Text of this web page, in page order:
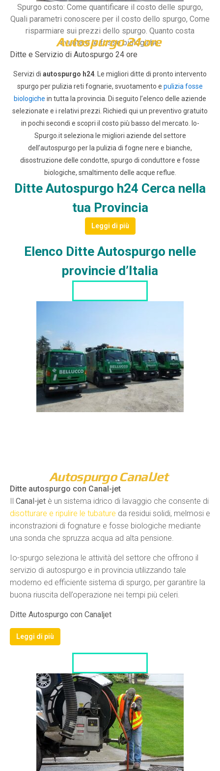
Spurgo costo: Come quantificare il costo delle spurgo,
Quali parametri conoscere per il costo dello spurgo, Come
risparmiare sui prezzi dello spurgo. Quanto costa
svuotare le fosse biologiche.
Autospurgo 24 ore
Ditte e Servizio di Autospurgo 24 ore
Servizi di autospurgo h24 . Le migliori ditte di pronto intervento
spurgo per pulizia reti fognarie, svuotamento e pulizia fosse
biologiche in tutta la provincia. Di seguito l’elenco delle aziende
selezionate e i relativi prezzi. Richiedi qui un preventivo gratuito
in pochi secondi e scopri il costo più basso del mercato.
Io-
Spurgo.it seleziona le migliori aziende del settore
dell’autospurgo per la pulizia di fogne nere e bianche,
disostruzione delle condotte, spurgo di conduttore e fosse
biologiche, smaltimento delle acque reflue.
Ditte Autospurgo h24 Cerca nella
tua Provincia
Leggi di più
Elenco Ditte Autospurgo nelle
provincie d’Italia
Autospurgo CanalJet
Ditte autospurgo con Canal-jet
Il Canal-jet è un sistema idrico di lavaggio che consente di
disotturare e ripulire le tubature da residui solidi, melmosi e
inconstrazioni di fognature e fosse biologiche mediante
una sonda che spruzza acqua ad alta pensione.
Io-spurgo seleziona le attività del settore che offrono il
servizio di autospurgo e in provincia utilizzando tale
moderno ed efficiente sistema di spurgo, per garantire la
buona riuscita dell’operazione nei tempi più celeri.
Ditte Autospurgo con Canaljet
Leggi di più